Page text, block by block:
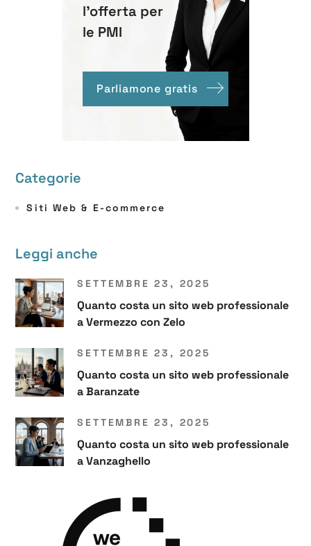
l'offerta per
le PMI
Parliamone gratis
Categorie
Siti Web & E-commerce
Leggi anche
SETTEMBRE 23, 2025
Quanto costa un sito web professionale
a Vermezzo con Zelo
SETTEMBRE 23, 2025
Quanto costa un sito web professionale
a Baranzate
SETTEMBRE 23, 2025
Quanto costa un sito web professionale
a Vanzaghello